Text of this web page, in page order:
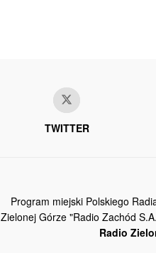
TWITTER
Program miejski Polskiego
Zielonej Górze "Radio Zachód
Radio